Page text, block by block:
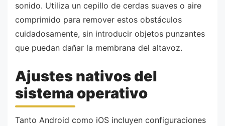
sonido. Utiliza un cepillo de cerdas suaves o aire
comprimido para remover estos obstáculos
cuidadosamente, sin introducir objetos punzantes
que puedan dañar la membrana del altavoz.
Ajustes nativos del
sistema operativo
Tanto Android como iOS incluyen configuraciones